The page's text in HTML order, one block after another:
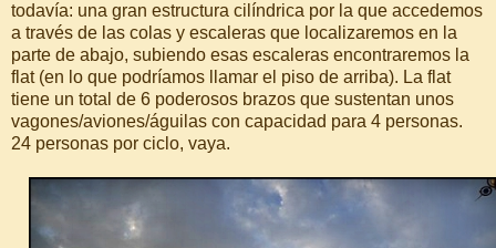
todavía: una gran estructura cilíndrica por la que accedemos
a través de las colas y escaleras que localizaremos en la
parte de abajo, subiendo esas escaleras encontraremos la
flat (en lo que podríamos llamar el piso de arriba). La flat
tiene un total de 6 poderosos brazos que sustentan unos
vagones/aviones/águilas con capacidad para 4 personas.
24 personas por ciclo, vaya.